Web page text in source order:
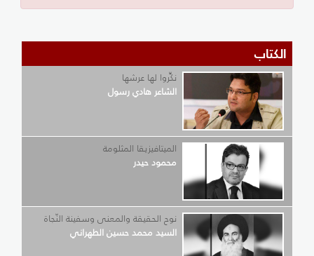
الكتاب
نكِّروا لها عرشها
الشاعر هادي رسول
الميتافيزيقا المثلومة
محمود حيدر
نوح الحقيقة والمعنى وسفينة النّجاة
السيد محمد حسين الطهراني